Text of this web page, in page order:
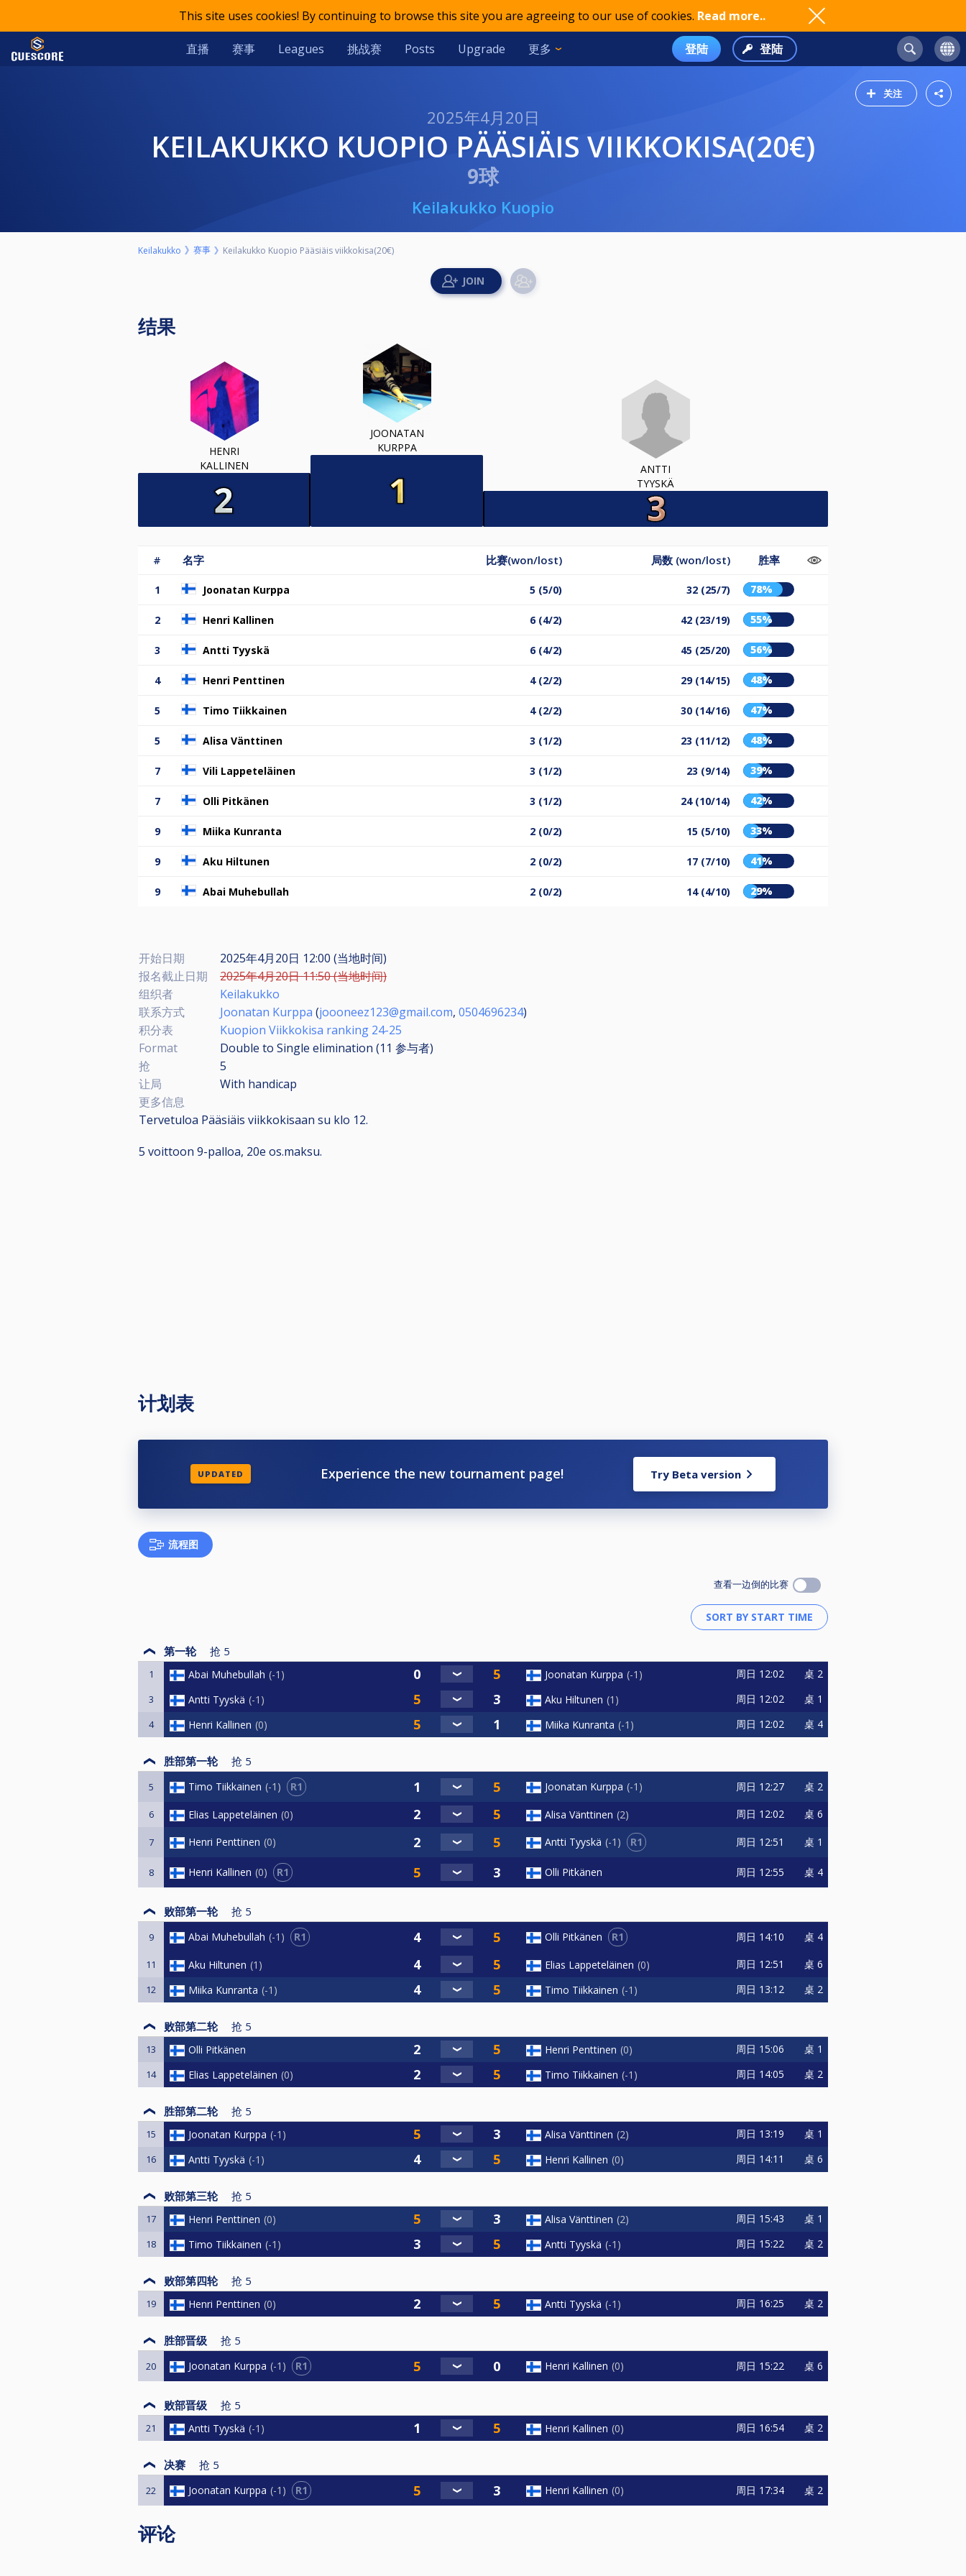
This site uses cookies! By continuing to browse this site you are agreeing to our use of cookies. Read more..
直播 赛事 Leagues 挑战赛 Posts Upgrade 更多 登陆 登陆
关注
2025年4月20日
KEILAKUKKO KUOPIO PÄÄSIÄIS VIIKKOKISA(20€)
9球
Keilakukko Kuopio
Keilakukko 赛事 Keilakukko Kuopio Pääsiäis viikkokisa(20€)
结果
HENRI
KALLINEN
JOONATAN
KURPPA
ANTTI
TYYSKÄ
# 名字 比赛(won/lost) 局数 (won/lost) 胜率
1 Joonatan Kurppa 5 (5/0) 32 (25/7) 78%
2 Henri Kallinen 6 (4/2) 42 (23/19) 55%
3 Antti Tyyskä 6 (4/2) 45 (25/20) 56%
4 Henri Penttinen 4 (2/2) 29 (14/15) 48%
5 Timo Tiikkainen 4 (2/2) 30 (14/16) 47%
5 Alisa Vänttinen 3 (1/2) 23 (11/12) 48%
7 Vili Lappeteläinen 3 (1/2) 23 (9/14) 39%
7 Olli Pitkänen 3 (1/2) 24 (10/14) 42%
9 Miika Kunranta 2 (0/2) 15 (5/10) 33%
9 Aku Hiltunen 2 (0/2) 17 (7/10) 41%
9 Abai Muhebullah 2 (0/2) 14 (4/10) 29%
开始日期
2025年4月20日 12:00 (当地时间)
报名截止日期
2025年4月20日 11:50 (当地时间)
组织者
Keilakukko
联系方式
Joonatan Kurppa (joooneez123@gmail.com, 0504696234)
积分表
Kuopion Viikkokisa ranking 24-25
Format
Double to Single elimination (11 参与者)
抢
5
让局
With handicap
更多信息
Tervetuloa Pääsiäis viikkokisaan su klo 12.
5 voittoon 9-palloa, 20e os.maksu.
计划表
UPDATED Experience the new tournament page! Try Beta version
流程图
查看一边倒的比赛
第一轮 抢 5
1 Abai Muhebullah -1 Joonatan Kurppa -1 周日 12:02 桌 2
3 Antti Tyyskä -1 Aku Hiltunen 1 周日 12:02 桌 1
4 Henri Kallinen 0 Miika Kunranta -1 周日 12:02 桌 4
胜部第一轮 抢 5
5 Timo Tiikkainen -1 R1 Joonatan Kurppa -1 周日 12:27 桌 2
6 Elias Lappeteläinen 0 Alisa Vänttinen 2 周日 12:02 桌 6
7 Henri Penttinen 0 Antti Tyyskä -1 R1 周日 12:51 桌 1
8 Henri Kallinen 0 R1 Olli Pitkänen 周日 12:55 桌 4
败部第一轮 抢 5
9 Abai Muhebullah -1 R1 Olli Pitkänen R1 周日 14:10 桌 4
11 Aku Hiltunen 1 Elias Lappeteläinen 0 周日 12:51 桌 6
12 Miika Kunranta -1 Timo Tiikkainen -1 周日 13:12 桌 2
败部第二轮 抢 5
13 Olli Pitkänen Henri Penttinen 0 周日 15:06 桌 1
14 Elias Lappeteläinen 0 Timo Tiikkainen -1 周日 14:05 桌 2
胜部第二轮 抢 5
15 Joonatan Kurppa -1 Alisa Vänttinen 2 周日 13:19 桌 1
16 Antti Tyyskä -1 Henri Kallinen 0 周日 14:11 桌 6
败部第三轮 抢 5
17 Henri Penttinen 0 Alisa Vänttinen 2 周日 15:43 桌 1
18 Timo Tiikkainen -1 Antti Tyyskä -1 周日 15:22 桌 2
败部第四轮 抢 5
19 Henri Penttinen 0 Antti Tyyskä -1 周日 16:25 桌 2
胜部晋级 抢 5
20 Joonatan Kurppa -1 R1 Henri Kallinen 0 周日 15:22 桌 6
败部晋级 抢 5
21 Antti Tyyskä -1 Henri Kallinen 0 周日 16:54 桌 2
决赛 抢 5
22 Joonatan Kurppa -1 R1 Henri Kallinen 0 周日 17:34 桌 2
评论